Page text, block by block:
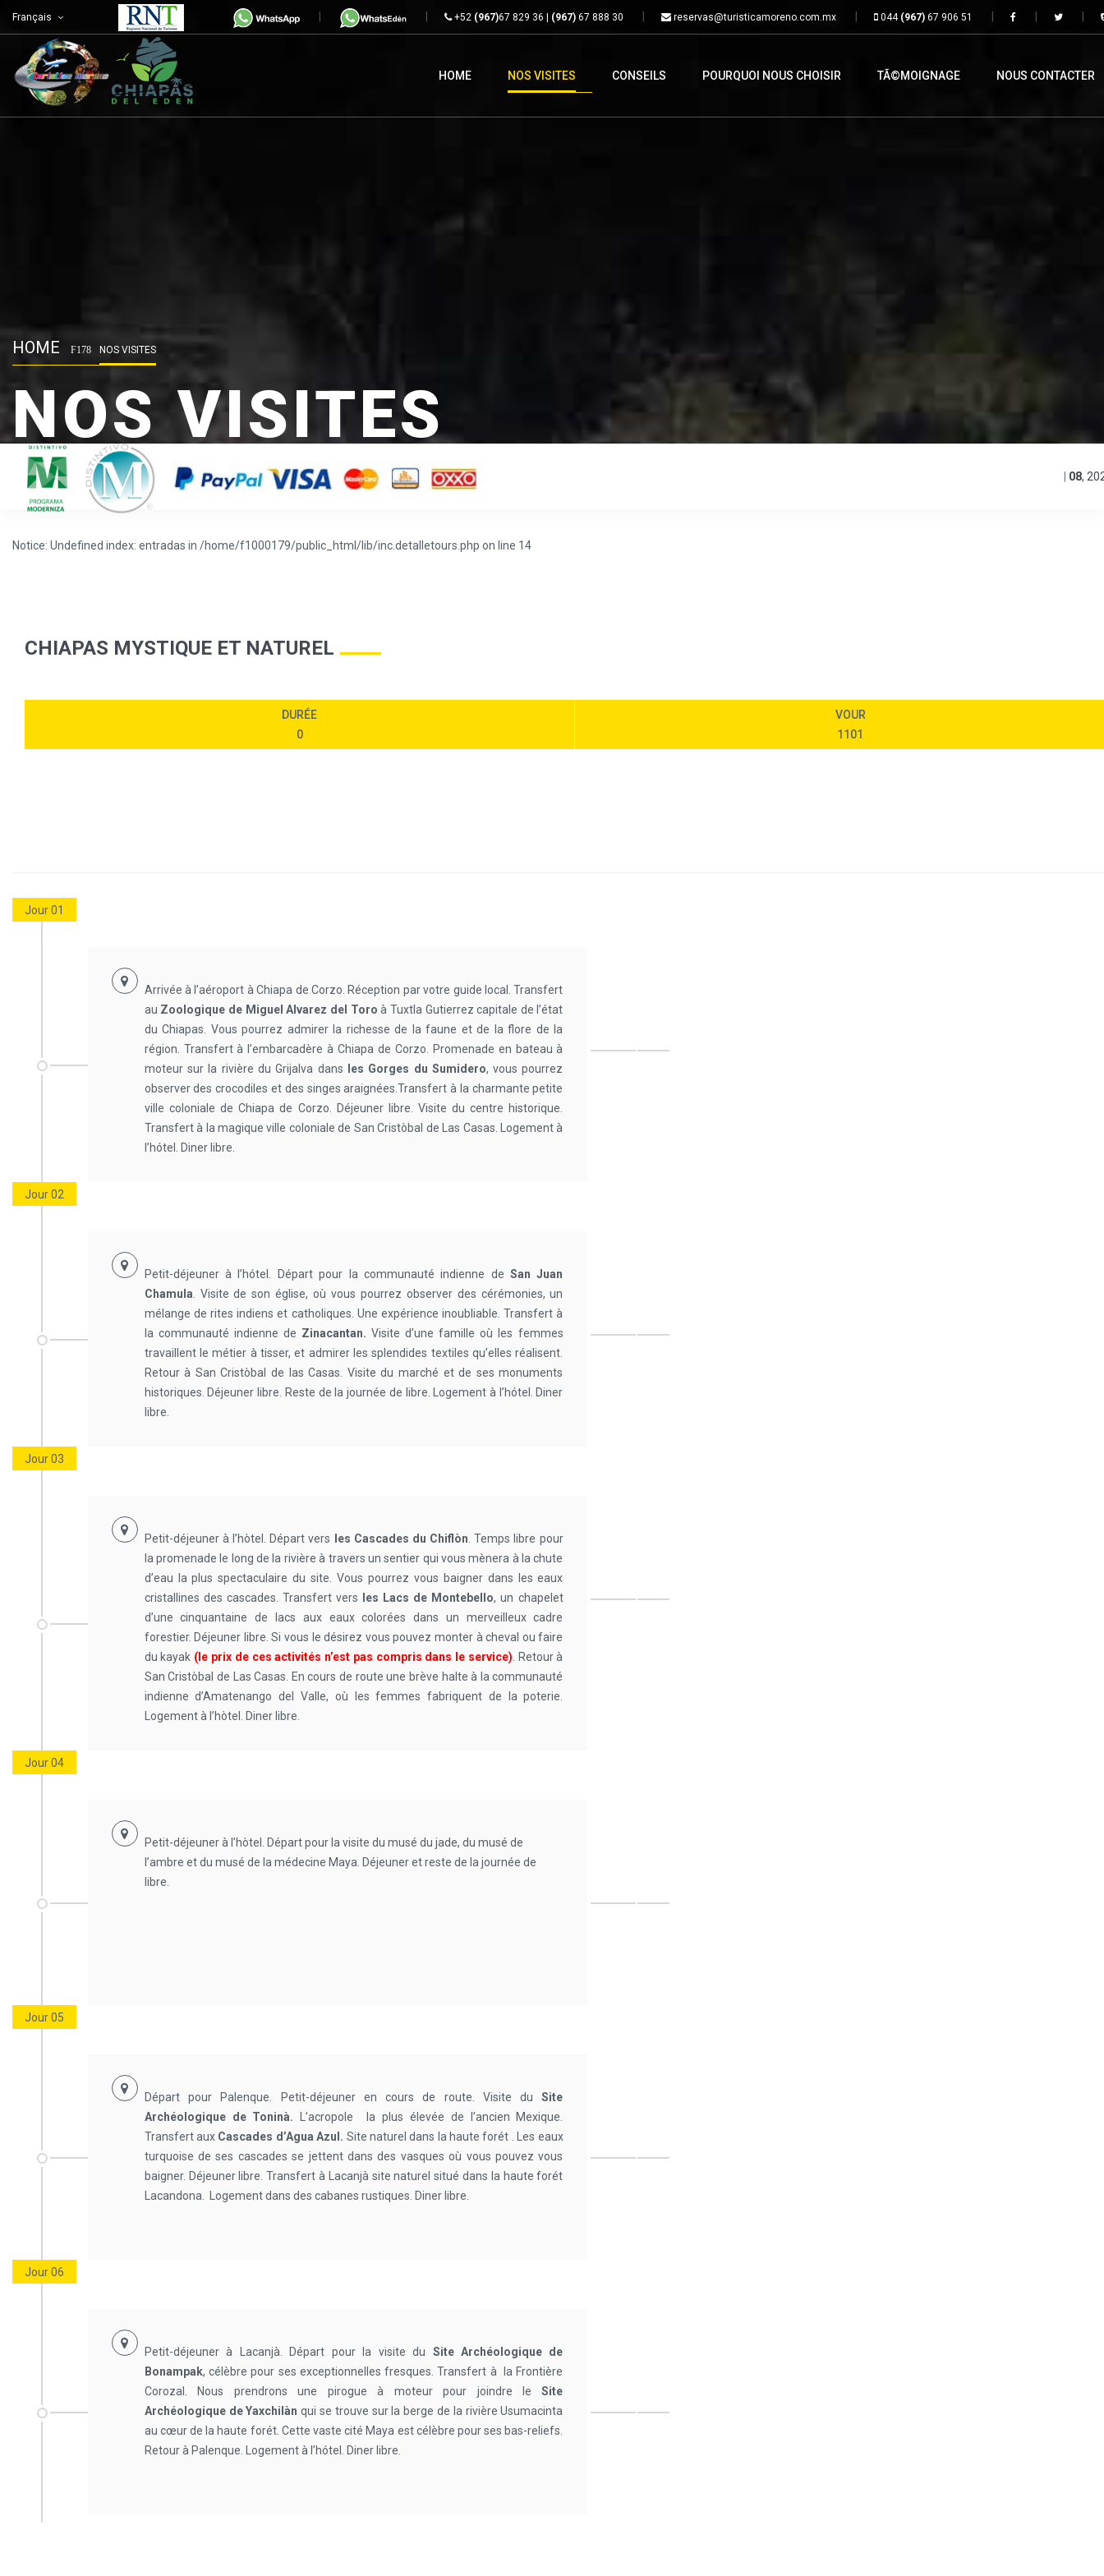
Français +52 (967)67 829 36 | (967) 67 888 30 reservas@turisticamoreno.com.mx 044 (967) 67 906 51
HOME NOS VISITES CONSEILS POURQUOI NOUS CHOISIR TÃ©MOIGNAGE NOUS CONTACTER
HOME NOS VISITES
NOS VISITES
08,
Notice: Undefined index: entradas in /home/f1000179/public_html/lib/inc.detalletours.php on line 14
CHIAPAS MYSTIQUE ET NATUREL
DURÉE
0
VOUR
1101
Jour 01
Arrivée à l’aéroport à Chiapa de Corzo. Réception par votre guide local. Transfert
au Zoologique de Miguel Alvarez del Toro à Tuxtla Gutierrez capitale de l’état
du Chiapas. Vous pourrez admirer la richesse de la faune et de la flore de la
région. Transfert à l’embarcadère à Chiapa de Corzo. Promenade en bateau à
moteur sur la rivière du Grijalva dans
les Gorges du Sumidero, vous pourrez
observer des crocodiles et des singes araignées.Transfert à la charmante petite
ville coloniale de Chiapa de Corzo. Déjeuner libre. Visite du centre historique.
Transfert à la magique ville coloniale de San Cristòbal de Las Casas. Logement à
l’hótel. Diner libre.
Jour 02
Petit-déjeuner à l’hótel. Départ pour la communauté indienne deSan Juan
Chamula . Visite de son église, où vous pourrez observer des cérémonies, un
mélange de rites indiens et catholiques. Une expérience inoubliable. Transfert à
la communauté indienne de Zinacantan.Visite d’une famille où les femmes
travaillent le métier à tisser, et admirer les splendides textiles qu’elles réalisent.
Retour à San Cristòbal de las Casas. Visite du marché et de ses monuments
historiques. Déjeuner libre. Reste de la journée de libre. Logement à l’hótel. Diner
libre.
Jour 03
Petit-déjeuner à l’hòtel. Départ vers les Cascades du Chiflòn . Temps libre pour
la promenade le long de la rivière à travers un sentier qui vous mènera à la chute
d’eau la plus spectaculaire du site. Vous pourrez vous baigner dans les eaux
cristallines des cascades. Transfert vers
les Lacs de Montebello, un chapelet
d’une cinquantaine de lacs aux eaux colorées dans un merveilleux cadre
forestier. Déjeuner libre. Si vous le désirez vous pouvez monter à cheval ou faire
du kayak (le prix de ces activités n’est pas compris dans le service) . Retour à
San Cristòbal de Las Casas. En cours de route une brève halte à la communauté
indienne d’Amatenango del Valle, où les femmes fabriquent de la poterie.
Logement à l’hòtel. Diner libre.
Jour 04
Petit-déjeuner à l’hòtel. Départ pour la visite du musé du jade, du musé de
l’ambre et du musé de la médecine Maya. Déjeuner et reste de la journée de
libre.
Jour 05
Départ pour Palenque. Petit-déjeuner en cours de route. Visite duSite
Archéologique de Toninà. L’acropole la plus élevée de l’ancien Mexique.
Transfert aux Cascades d’Agua Azul. Site naturel dans la haute forét . Les eaux
turquoise de ses cascades se jettent dans des vasques où vous pouvez vous
baigner. Déjeuner libre. Transfert à Lacanjà site naturel situé dans la haute forét
Lacandona. Logement dans des cabanes rustiques. Diner libre.
Jour 06
Petit-déjeuner à Lacanjà. Départ pour la visite du Site Archéologique de
Bonampak, célèbre pour ses exceptionnelles fresques. Transfert à la Frontière
Corozal. Nous prendrons une pirogue à moteur pour joindre leSite
Archéologique de Yaxchilàn qui se trouve sur la berge de la rivière Usumacinta
au cœur de la haute forét. Cette vaste cité Maya est célèbre pour ses bas-reliefs.
Retour à Palenque. Logement à l’hótel. Diner libre.